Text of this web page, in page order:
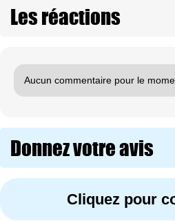
Les réactions
Aucun commentaire pour le
Donnez votre avis
Cliquez pour